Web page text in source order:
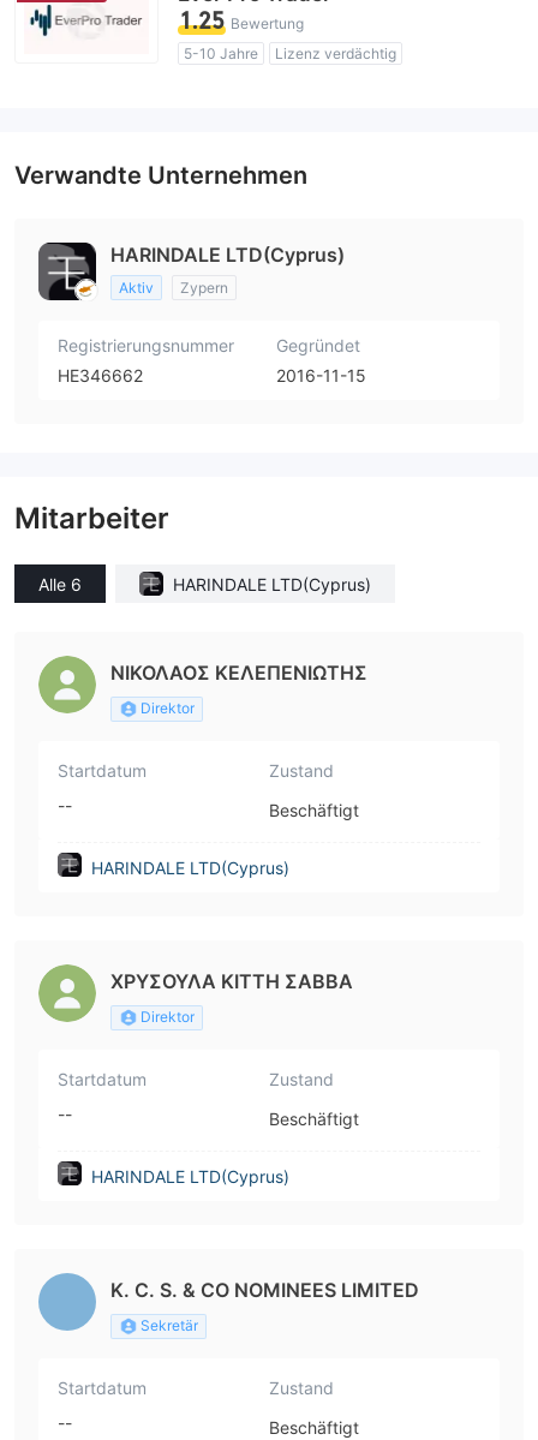
1.25 Bewertung
5-10 Jahre
Lizenz verdächtig
Verwandte Unternehmen
HARINDALE LTD(Cyprus)
Aktiv Zypern
Registrierungsnummer
HE346662
Gegründet
2016-11-15
Mitarbeiter
Alle 6 HARINDALE LTD(Cyprus)
ΝΙΚΟΛΑΟΣ ΚΕΛΕΠΕΝΙΩΤΗΣ
Direktor
Startdatum
--
Zustand
Beschäftigt
HARINDALE LTD(Cyprus)
ΧΡΥΣΟΥΛΑ ΚΙΤΤΗ ΣΑΒΒΑ
Direktor
Startdatum
--
Zustand
Beschäftigt
HARINDALE LTD(Cyprus)
K. C. S. & CO NOMINEES LIMITED
Sekretär
Startdatum
--
Zustand
Beschäftigt